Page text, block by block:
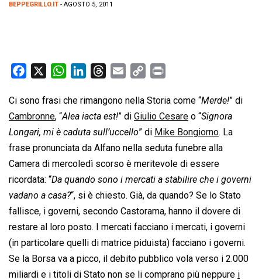
BEPPEGRILLO.IT - AGOSTO 5, 2011
c
e
b
o
o
k
W
a
t
s
A
p
p
n
k
e
d
I
n
r
e
a
d
s
a
i
l
p
y
L
i
n
k
i
n
t
Ci sono frasi che rimangono nella Storia come “Merde!” di
Cambronne, “Alea iacta est!” di Giulio Cesare o “Signora
Longari, mi è caduta sull’uccello” di Mike Bongiorno. La
frase pronunciata da Alfano nella seduta funebre alla
Camera di mercoledì scorso è meritevole di essere
ricordata: “Da quando sono i mercati a stabilire che i governi
vadano a casa?“, si è chiesto. Già, da quando? Se lo Stato
fallisce, i governi, secondo Castorama, hanno il dovere di
restare al loro posto. I mercati facciano i mercati, i governi
(in particolare quelli di matrice piduista) facciano i governi.
Se la Borsa va a picco, il debito pubblico vola verso i 2.000
miliardi e i titoli di Stato non se li comprano più neppure i